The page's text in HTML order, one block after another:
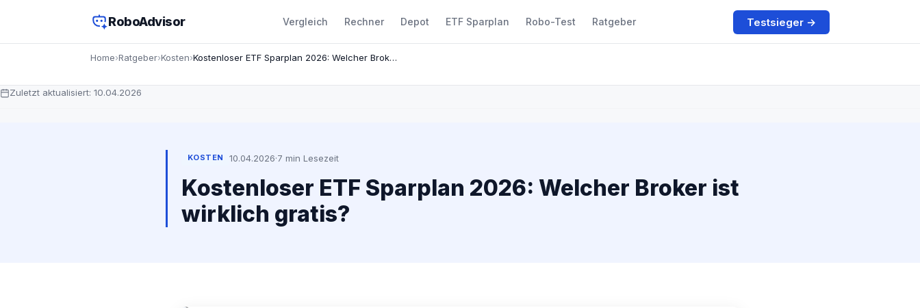
RoboAdvisor Vergleich Rechner Depot ETF Sparplan Robo-Test Ratgeber Testsieger →
Home›Ratgeber›Kosten› Kostenloser ETF Sparplan 2026: Welcher Broker ist wirklich gratis?
Zuletzt aktualisiert: 10.04.2026
KOSTEN 10.04.2026·7 min Lesezeit
Kostenloser ETF Sparplan 2026: Welcher Broker ist
wirklich gratis?